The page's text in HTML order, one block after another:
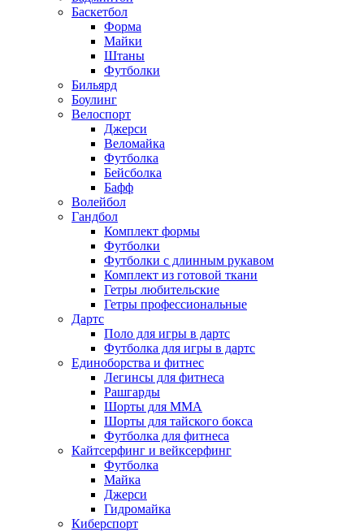
Баскетбол
Форма
Майки
Штаны
Футболки
Бильярд
Боулинг
Велоспорт
Джерси
Веломайка
Футболка
Бейсболка
Бафф
Волейбол
Гандбол
Комплект формы
Футболки
Футболки с длинным рукавом
Комплект из готовой ткани
Гетры любительские
Гетры профессиональные
Дартс
Поло для игры в дартс
Футболка для игры в дартс
Единоборства и фитнес
Легинсы для фитнеса
Рашгарды
Шорты для MMA
Шорты для тайского бокса
Футболка для фитнеса
Кайтсерфинг и вейксерфинг
Футболка
Майка
Джерси
Гидромайка
Киберспорт